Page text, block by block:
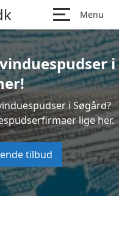
Menu
i
i Søgård?
lige her.
tilbud